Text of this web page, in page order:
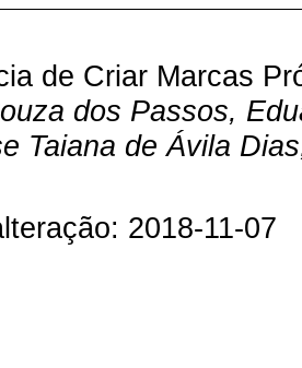
de Criar Marcas
dos Passos,
Taiana de Ávila
2018-11-07